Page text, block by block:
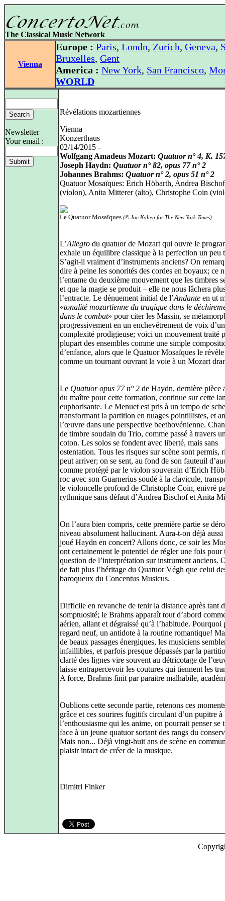
The Classical Music Network
Vienna
Europe : Paris, Londn, Zurich, Geneva,
Bruxelles, Gent
America : New York, San Francisco,
WORLD
Newsletter
Your email :
Révélations mozartiennes
Vienna
Konzerthaus
02/14/2015 -
Wolfgang Amadeus Mozart: Quatuor n° 4, K.
Joseph Haydn: Quatuor n° 82, opus 77 n° 2
Johannes Brahms: Quatuor n° 2, opus 51 n° 2
Quatuor Mosaïques: Erich Höbarth, Andrea Bischof
(violon), Anita Mitterer (alto), Christophe Coin
Le Quatuor Mosaïques (© Joe Kohen for The New York Times)
L’Allegro du quatuor de Mozart qui ouvre le
exhale un équilibre classique à la perfection un peu
S’agit-il vraiment d’instruments anciens? On
dire à peine les sonorités des cordes en boyaux; ce
l’entame du deuxième mouvement que les timbres
et que la magie se produit – elle ne nous lâchera
l’entracte. Le dénuement initial de l’Andante en ut
«tonalité mozartienne du tragique dans le
dans le combat» pour citer les Massin, se
progressivement en un enchevêtrement de voix
complexité prodigieuse; voici un mouvement traité
plupart des ensembles comme une simple
d’enfance, alors que le Quatuor Mosaïques le
comme un tournant ouvrant la voie à un Mozart
Le Quatuor opus 77 n° 2 de Haydn, dernière pièce
du maître pour cette formation, continue sur cette
euphorisante. Le Menuet est pris à un tempo de
transformant la partition en nuages pointillistes, et
l’œuvre dans une perspective beethovénienne.
de timbre soudain du Trio, comme passé à travers
coton. Les solos se fondent avec liberté, mais sans
ostentation. Tous les risques sur scène sont permis,
peut arriver; on se sent, au fond de son fauteuil
comme protégé par le violon souverain d’Erich
roc avec son Guarnerius soudé à la clavicule,
le violoncelle profond de Christophe Coin, enivré
rythmique sans défaut d’Andrea Bischof et Anita
On l’aura bien compris, cette première partie se
niveau absolument hallucinant. Aura-t-on déjà aussi
joué Haydn en concert? Allons donc, ce soir les
ont certainement le potentiel de régler une fois pour
question de l’interprétation sur instrument anciens.
de fait plus l’héritage du Quatuor Végh que celui
baroqueux du Concentus Musicus.
Difficile en revanche de tenir la distance après tant
somptuosité; le Brahms apparaît tout d’abord
aérien, allant et dégraissé qu’à l’habitude. Pourquoi
regard neuf, un antidote à la routine romantique!
de beaux passages énergiques, les musiciens
infaillibles, et parfois presque dépassés par la
clarté des lignes vire souvent au détricotage de
laisse entrapercevoir les coutures qui tiennent les
A force, Brahms finit par paraitre malhabile,
Oublions cette seconde partie, retenons ces
grâce et ces sourires fugitifs circulant d’un pupitre à
l’enthousiasme qui les anime, on pourrait penser se
face à un jeune quatuor sortant des rangs du
Mais non... Déjà vingt-huit ans de scène en
plaisir intact de créer de la musique.
Dimitri Finker